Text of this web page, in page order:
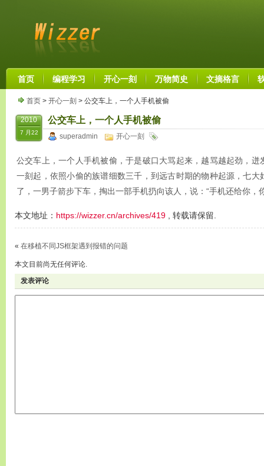
首页 编程学习 开心一刻 万物简史 文摘格言
首页 > 开心一刻 > 公交车上，一个人手机被偷
2010
7 月22
公交车上，一个人手机被偷
superadmin 开心一刻
公交车上，一个人手机被偷，于是破口大骂起来，越骂越起劲，
一刻起，依照小偷的族谱细数三千，到远古时期的物种起源，七
了，一男子箭步下车，掏出一部手机扔向该人，说：“手机还给你，
本文地址： https://wizzer.cn/archives/419 , 转载请保留.
« 在移植不同JS框架遇到报错的问题
本文目前尚无任何评论.
发表评论